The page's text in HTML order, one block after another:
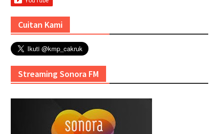
Cuitan Kami
Streaming Sonora FM